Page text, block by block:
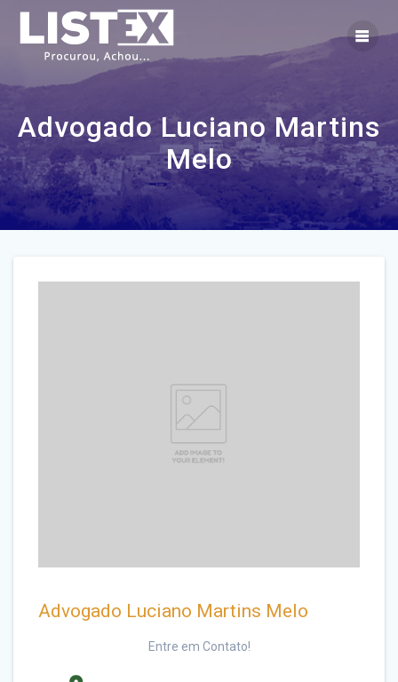
Advogado Luciano Martins
Melo
Advogado Luciano Martins Melo
Entre em Contato!